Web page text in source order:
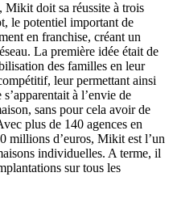
Mikit doit sa réussite à trois
le potentiel important de
en franchise, créant un
La première idée était de
des familles en leur
leur permettant ainsi
à l’envie de
sans pour cela avoir de
plus de 140 agences en
millions d’euros, Mikit est l’un
individuelles. A terme, il
sur tous les